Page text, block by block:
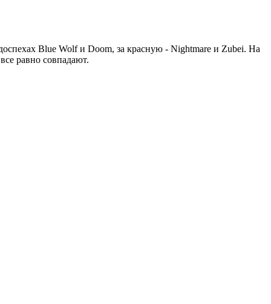
Blue Wolf и Doom, за красную - Nightmare и Zubei. На
равно совпадают.